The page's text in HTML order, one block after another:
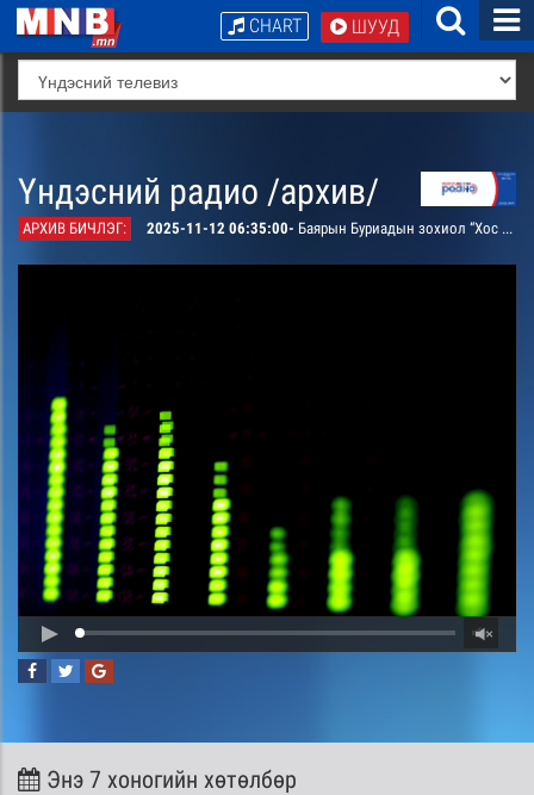
ШУУД
CHART
Үндэсний радио /архив/
АРХИВ БИЧЛЭГ: 2025-11-12 06:35:00- Баярын Буриадын зохиол “Хос хун” дурдатгал аяз
Энэ 7 хоногийн хөтөлбөр